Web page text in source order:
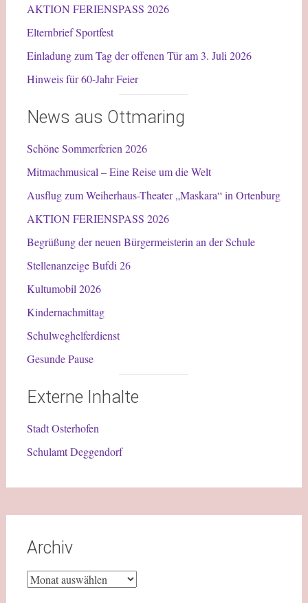
AKTION FERIENSPASS 2026
Elternbrief Sportfest
Einladung zum Tag der offenen Tür am 3. Juli 2026
Hinweis für 60-Jahr Feier
News aus Ottmaring
Schöne Sommerferien 2026
Mitmachmusical – Eine Reise um die Welt
Ausflug zum Weiherhaus-Theater „Maskara“ in Ortenburg
AKTION FERIENSPASS 2026
Begrüßung der neuen Bürgermeisterin an der Schule
Stellenanzeige Bufdi 26
Kultumobil 2026
Kindernachmittag
Schulweghelferdienst
Gesunde Pause
Externe Inhalte
Stadt Osterhofen
Schulamt Deggendorf
Archiv